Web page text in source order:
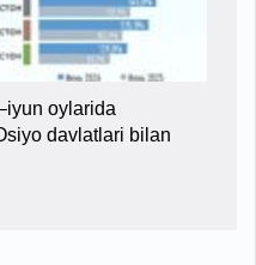
oylarida
davlatlari bilan